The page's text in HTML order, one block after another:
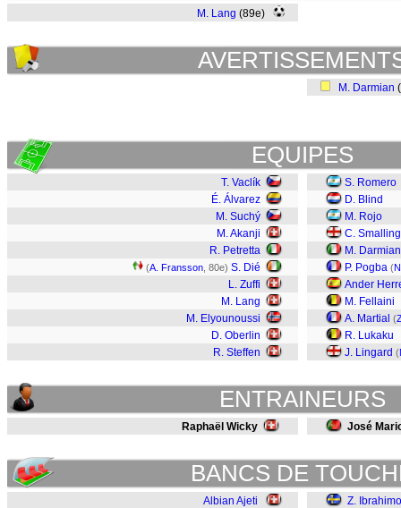
M. Lang (89e)
M. Darmian
EQUIPES
T. Vaclík
É. Álvarez
M. Suchý
M. Akanji
R. Petretta
(A. Fransson , 80e) S. Dié
L. Zuffi
M. Lang
M. Elyounoussi
D. Oberlin
R. Steffen
S. Romero
D. Blind
M. Rojo
C. Smalling
M. Darmian
P. Pogba (
Ander
M. Fellaini
A. Martial (
R. Lukaku
J. Lingard (
ENTRAINEURS
Raphaël Wicky José
BANCS DE
Albian Ajeti
Z.